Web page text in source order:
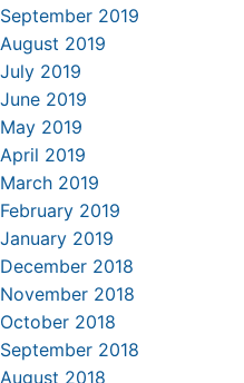
September 2019
August 2019
July 2019
June 2019
May 2019
April 2019
March 2019
February 2019
January 2019
December 2018
November 2018
October 2018
September 2018
August 2018